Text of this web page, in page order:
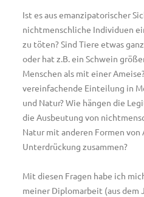
Ist es aus emanzipatorischer
nichtmenschliche Individuen
zu töten? Sind Tiere etwas
oder hat z.B. ein Schwein
Menschen als mit einer
vereinfachende Einteilung in
und Natur? Wie hängen die
die Ausbeutung von
Natur mit anderen Formen von
Unterdrückung zusammen?
Mit diesen Fragen habe ich
meiner Diplomarbeit (aus dem